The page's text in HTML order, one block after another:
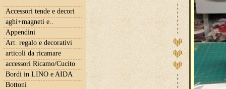
Accessori tende e decori
aghi+magneti e..
Appendini
Art. regalo e decorativi
articoli da ricamare
accessori Ricamo/Cucito
Bordi in LINO e AIDA
Bottoni